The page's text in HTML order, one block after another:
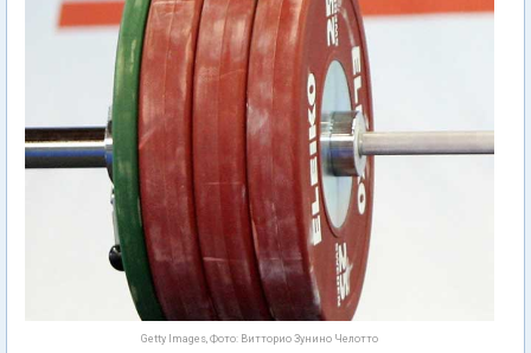
Getty Images, Фото: Витторио Зунино Челотто